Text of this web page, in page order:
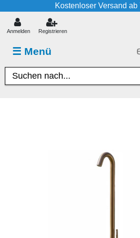
Kostenloser Versand ab
☰ Menü
Anmelden Registrieren